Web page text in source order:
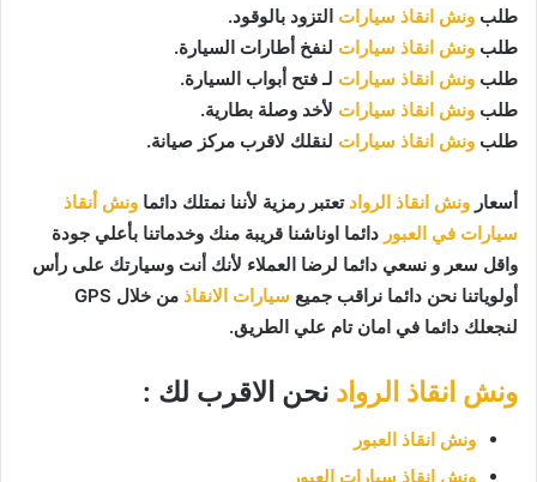
طلب ونش انقاذ سيارات التزود بالوقود.
طلب ونش انقاذ سيارات لنفخ أطارات السيارة.
طلب ونش انقاذ سيارات لـ فتح أبواب السيارة.
طلب ونش انقاذ سيارات لأخد وصلة بطارية.
طلب ونش انقاذ سيارات لنقلك لاقرب مركز صيانة.
أسعار ونش انقاذ الرواد تعتبر رمزية لأننا نمتلك دائما ونش أنقاذ
سيارات في العبور دائما اوناشنا قريبة منك وخدماتنا بأعلي جودة
واقل سعر و نسعي دائما لرضا العملاء لأنك أنت وسيارتك على رأس
أولوياتنا نحن دائما نراقب جميع سيارات الانقاذ
من خلال GPS
لنجعلك دائما في امان تام علي الطريق.
ونش انقاذ الرواد نحن الاقرب لك :
ونش انقاذ العبور
ونش انقاذ سيارات العبور